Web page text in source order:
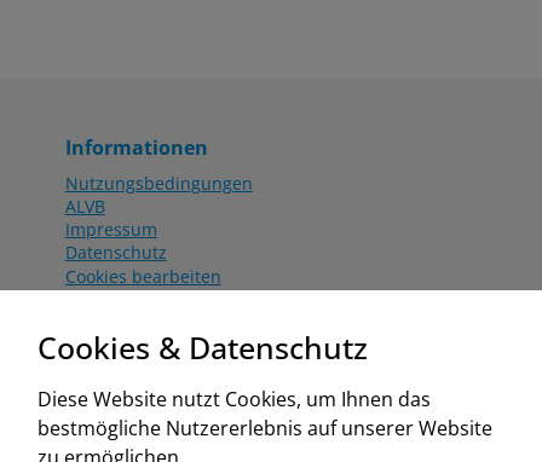
Informationen
Nutzungsbedingungen
ALVB
Impressum
Datenschutz
Cookies bearbeiten
Aktionsbedingungen
www.worahnik.at
Zentrale Köttlach
Cookies & Datenschutz
Diese Website nutzt Cookies, um Ihnen das
bestmögliche Nutzererlebnis auf unserer Website